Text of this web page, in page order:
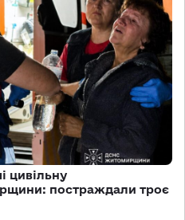
цивільну
постраждали троє